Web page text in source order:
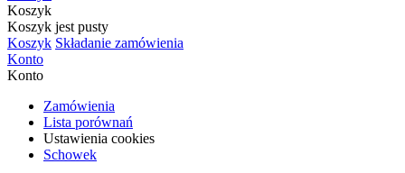
Koszyk
Koszyk jest pusty
Koszyk Składanie zamówienia
Konto
Konto
Zamówienia
Lista porównań
Ustawienia cookies
Schowek